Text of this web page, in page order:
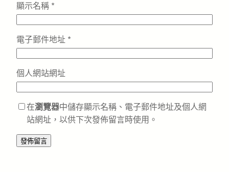
顯示名稱 *
電子郵件地址 *
個人網站網址
在瀏覽器中儲存顯示名稱、電子郵件地址及個人網
站網址，以供下次發佈留言時使用。